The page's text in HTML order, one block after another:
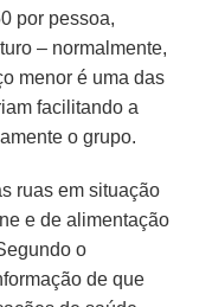
por pessoa,
– normalmente,
menor é uma das
facilitando a
o grupo.
ruas em situação
e de alimentação
o
de que